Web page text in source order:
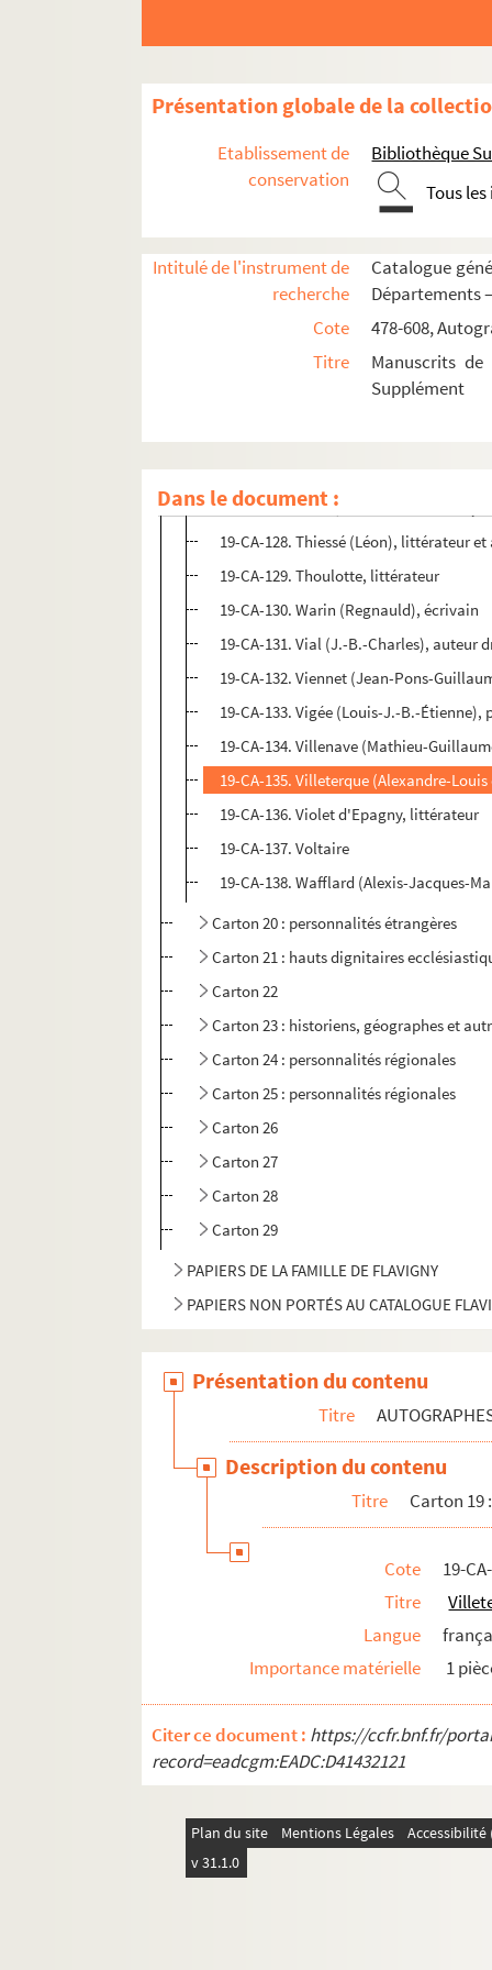
Présentation globale de la
Etablissement de
conservation
Bibliothèque
Tous
Intitulé de l'instrument de
recherche
Catalogue
Départements
Cote
478-608,
Titre
Manuscrits
Supplément
Dans le document :
19-CA-115. Rougemont (Michel-
19-CA-117. Saint-Hyacinthe
19-CA-118. Saint-Marcellin (Jean-
19-CA-119. Salvandy, N.A, écrivain
19-CA-120. Sauvo (François), journaliste
19-CA-121. Scribe
19-CA-122. Sismondi (de), historien
19-CA-123. Soulié (Frédéric)
19-CA-124. Soumet (Alexandre)
19-CA-125. Souque (François-Joseph),
19-CA-126. Théaulon (Marie
19-CA-127. Tissot, de l'Académie
19-CA-128. Thiessé (Léon), littérateur
19-CA-129. Thoulotte, littérateur
19-CA-130. Warin (Regnauld), écrivain
19-CA-131. Vial (J.-B.-Charles), auteur
19-CA-132. Viennet (Jean-Pons-
19-CA-133. Vigée (Louis-J.-B.-Étienne),
19-CA-134. Villenave (Mathieu-
19-CA-135. Villeterque (Alexandre-
19-CA-136. Violet d'Epagny, littérateur
19-CA-137. Voltaire
19-CA-138. Wafflard (Alexis-Jacques-
Carton 20 : personnalités étrangères
Carton 21 : hauts dignitaires
Carton 22
Carton 23 : historiens, géographes et
Carton 24 : personnalités régionales
Carton 25 : personnalités régionales
Carton 26
Carton 27
Carton 28
Carton 29
PAPIERS DE LA FAMILLE DE FLAVIGNY
PAPIERS NON PORTÉS AU CATALOGUE
Présentation du contenu
Titre
Description du contenu
Titre Carton 19
Cote
19-
Titre
Langue
Importance matérielle
1
Citer ce document : https://ccfr.bnf.fr/
record=eadcgm:EADC:D41432121
Plan du site Mentions Légales
v 31.1.0